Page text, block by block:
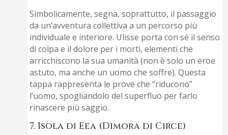
Simbolicamente, segna, soprattutto, il passaggio
da un’avventura collettiva a un percorso più
individuale e interiore. Ulisse porta con sé il senso
di colpa e il dolore per i morti, elementi che
arricchiscono la sua umanità (non è solo un eroe
astuto, ma anche un uomo che soffre). Questa
tappa rappresenta le prove che “riducono”
l’uomo, spogliandolo del superfluo per farlo
rinascere più saggio.
7. Isola di Eea (Dimora di Circe)